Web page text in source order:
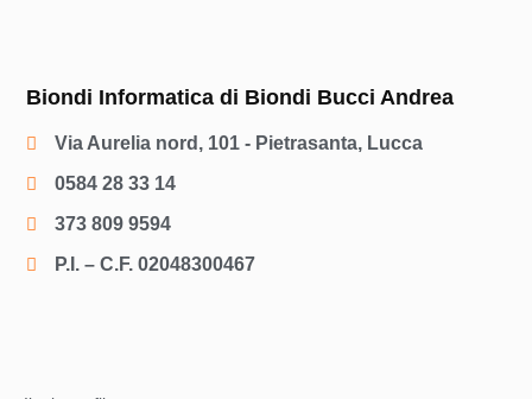
Biondi Informatica di Biondi Bucci Andrea
Via Aurelia nord, 101 - Pietrasanta, Lucca
0584 28 33 14
373 809 9594
P.I. – C.F. 02048300467